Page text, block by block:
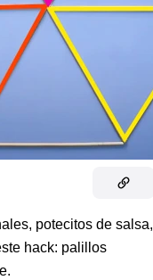
potecitos de salsa,
hack: palillos